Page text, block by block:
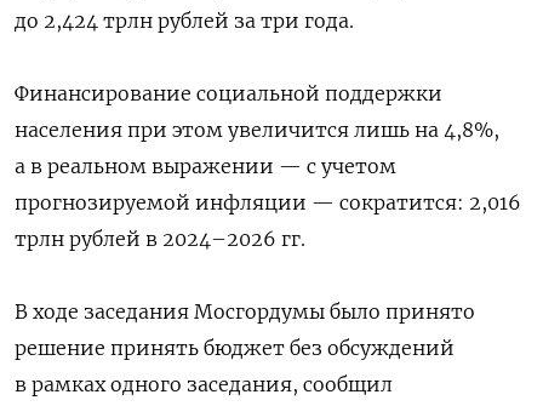
до 2,424 трлн рублей за три года.
Финансирование социальной поддержки
населения при этом увеличится лишь на 4,8%,
а в реальном выражении — с учетом
прогнозируемой инфляции — сократится: 2,016
трлн рублей в 2024–2026 гг.
В ходе заседания Мосгордумы было принято
решение принять бюджет без обсуждений
в рамках одного заседания, сообщил